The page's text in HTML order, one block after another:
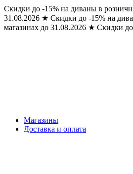
Скидки до -15% на диваны в
31.08.2026 ★ Скидки до -15% на
магазинах до 31.08.2026 ★ Скидки
Магазины
Доставка и оплата